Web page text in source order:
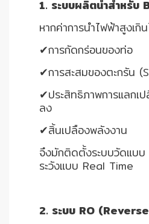
1. ระบบผลิตน้ำสำหรับ
หากค่าการนำไฟฟ้าสูงเกิ
✔การกัดกร่อนของท่อ
✔การสะสมของตะกรัน
✔ประสิทธิภาพการแลกเ
ลง
✔สิ้นเปลืองพลังงาน
จึงมักติดตั้งระบบวัดแบบ
ระวังแบบ Real Time
2. ระบบ RO